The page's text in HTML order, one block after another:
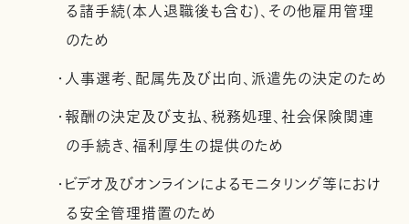
る諸手続(本人退職後も含む)、その他雇用管理
のため
・人事選考、配属先及び出向、派遣先の決定のため
・報酬の決定及び支払、税務処理、社会保険関連
の手続き、福利厚生の提供のため
・ビデオ及びオンラインによるモニタリング等におけ
る安全管理措置のため